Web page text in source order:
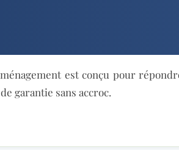
est conçu pour
garantie sans accroc.